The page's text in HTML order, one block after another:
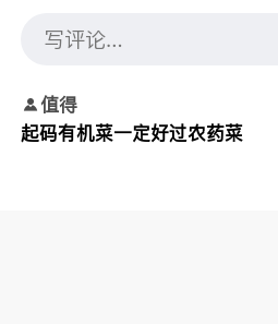
值得
起码有机菜一定好过农药菜